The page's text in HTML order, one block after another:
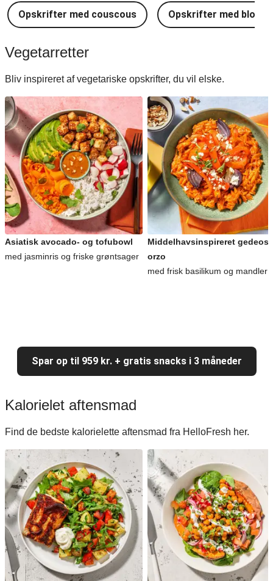
Opskrifter med couscous Opskrifter med
Vegetarretter
Bliv inspireret af vegetariske opskrifter, du vil elske.
Asiatisk avocado- og tofubowl
med jasminris og friske grøntsager
Middelhavsinspireret
orzo
med frisk basilikum og mandler
Spar op til 959 kr. + gratis snacks i 3 måneder
Kalorielet aftensmad
Find de bedste kalorielette aftensmad fra HelloFresh her.